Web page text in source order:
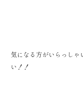
気になる方がいらっしゃ
い！！